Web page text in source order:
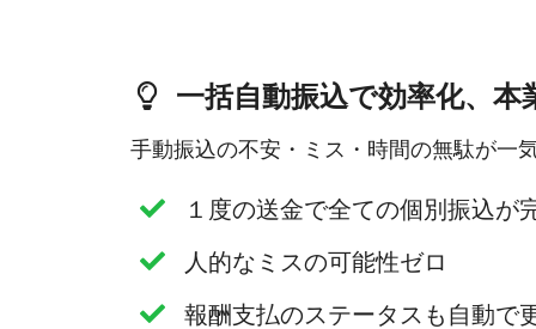
一括自動振込で効率化、本
手動振込の不安・ミス・時間の無駄が一
１度の送金で全ての個別振込が
人的なミスの可能性ゼロ
報酬支払のステータスも自動で